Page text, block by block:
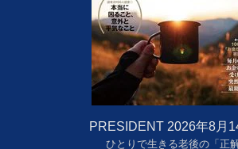
PRESIDENT 2026年8月
ひとりで生きる老後の「正解